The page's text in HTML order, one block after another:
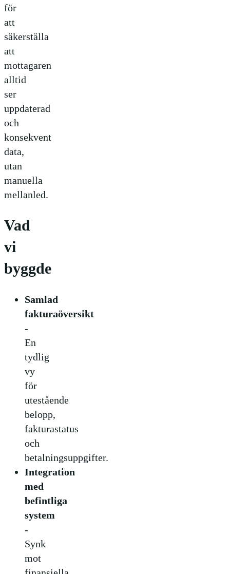
för
att
säkerställa
att
mottagaren
alltid
ser
uppdaterad
och
konsekvent
data,
utan
manuella
mellanled.
Vad
vi
byggde
Samlad
fakturaöversikt
-
En
tydlig
vy
för
utestående
belopp,
fakturastatus
och
betalningsuppgifter.
Integration
med
befintliga
system
-
Synk
mot